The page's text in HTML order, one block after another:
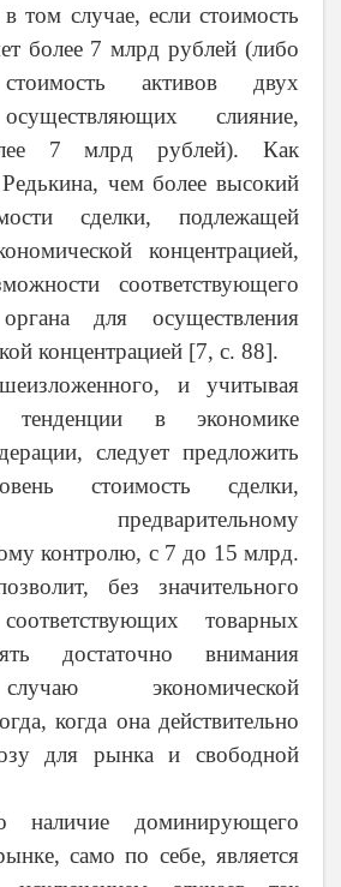
в том случае, если стоимость
более 7 млрд рублей (либо
активов двух
слияние,
7 млрд рублей). Как
чем более высокий
сделки, подлежащей
концентрацией,
соответствующего
для осуществления
концентрацией [7, c. 88].
и учитывая
тенденции в экономике
следует предложить
стоимость сделки,
предварительному
контролю, с 7 до 15 млрд.
без значительного
товарных
достаточно внимания
экономической
когда она действительно
для рынка и свободной
наличие доминирующего
само по себе, является